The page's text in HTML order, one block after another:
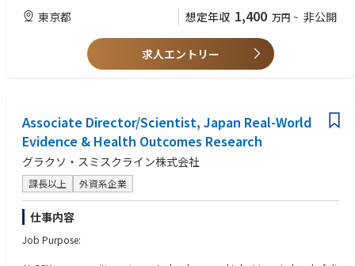
● Oversee all aspects of the D2C (My Hill’s Shop) platform, including sale
e long-term, stable sales trends.
● Provide hands-on leadership, motivating, coaching, and mentoring V
retail segment. Lead and manage all channel commercial planning proce
sses, including reviews to ensure the achievement of monthly, quarterly,
and annual targets.
● Collaborate closely with the Marketing team to ensure strong executio
n of all Science Diet and Prescription Diet brand equities.
● Analyze marketplace trends, competitive developments, and leverage
consumer/veterinarian insights to inform and drive annual business plan
s. Monitor competitors and recommend strategic programming to respo
nd to and leverage competitive activity.
● Manage and control area promotion budgets and NVO expenses to en
sure delivery against company financial commitments.
○ Proven leadership ability, with a self-driven, professional mindset to d
evelop and grow in a fast-changing environment.
○ Demonstrated ability to develop and advance people, and to cultivat
e strong cross-organizational relationships.
○ Strong action orientation: ability to clearly identify tasks, allocate cha
○ Superior communication skills (verbal, written, and presentation) and
active listening skills for effectively gaining input from customers, pet ow
ners, and cross-functional teams.
○ Proficiency in both Japanese and English is required.
【PREFERRED QUALIFICATIONS】
● Strong project management skills.
● Highly motivated, persistent, and results-driven with a strong dedicati
on to meeting strict deadlines.
東京都 想定年収 1,400 万円 ~ 非公開
求人エントリー
Associate Director/Scientist, Japan Real-World
Evidence & Health Outcomes Research
グラクソ・スミスクライン株式会社
課長以上 外資系企業
仕事内容
Job Purpose: